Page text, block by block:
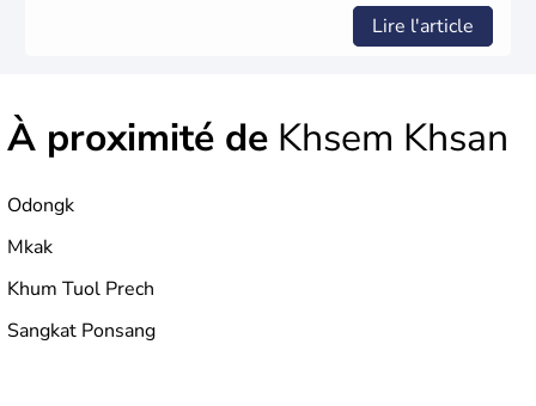
Lire l'article
À proximité de Khsem Khsan
Odongk
Mkak
Khum Tuol Prech
Sangkat Ponsang